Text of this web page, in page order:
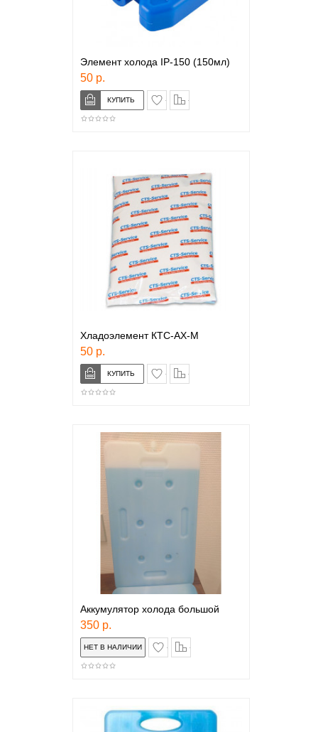
Элемент холода IP-150 (150мл)
50 р.
в закладки
Хладоэлемент КТС-АХ-М
50 р.
в закладки
Аккумулятор холода большой
350 р.
в закладки